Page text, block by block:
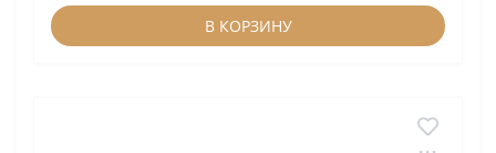
В КОРЗИНУ